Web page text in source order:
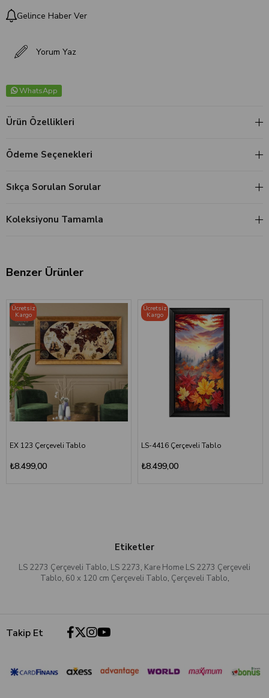
Gelince Haber Ver
Yorum Yaz
WhatsApp
Ürün Özellikleri
Ödeme Seçenekleri
Sıkça Sorulan Sorular
Koleksiyonu Tamamla
Benzer Ürünler
EX 123 Çerçeveli Tablo
₺8.499,00
Ücretsiz
Kargo
LS-4416 Çerçeveli Tablo
₺8.499,00
Ücretsiz
Kargo
Etiketler
LS 2273 Çerçeveli Tablo, LS 2273, Kare Home LS 2273 Çerçeveli
Tablo, 60 x 120 cm Çerçeveli Tablo, Çerçeveli Tablo,
Takip Et